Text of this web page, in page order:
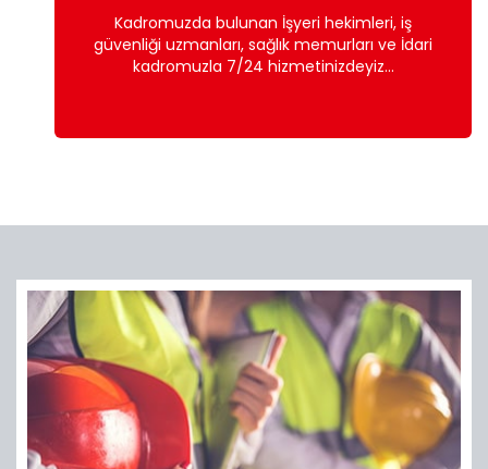
Kadromuzda bulunan İşyeri hekimleri, iş
güvenliği uzmanları, sağlık memurları ve İdari
kadromuzla 7/24 hizmetinizdeyiz...